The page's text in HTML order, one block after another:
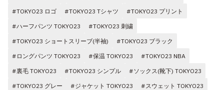
#TOKYO23 ロゴ
#TOKYO23 Tシャツ
#TOKYO23 プリント
#ハーフパンツ TOKYO23
#TOKYO23 刺繍
#TOKYO23 ショートスリーブ(半袖)
#TOKYO23 ブラック
#ロングパンツ TOKYO23
#保温 TOKYO23
#TOKYO23 NBA
#裏毛 TOKYO23
#TOKYO23 シンプル
#ソックス(靴下) TOKYO23
#TOKYO23 グレー
#ジャケット TOKYO23
#スウェット TOKYO23